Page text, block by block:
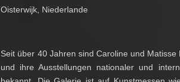
Oisterwijk, Niederlande
Seit über 40 Jahren sind Caroline und
und ihre Ausstellungen nationaler und